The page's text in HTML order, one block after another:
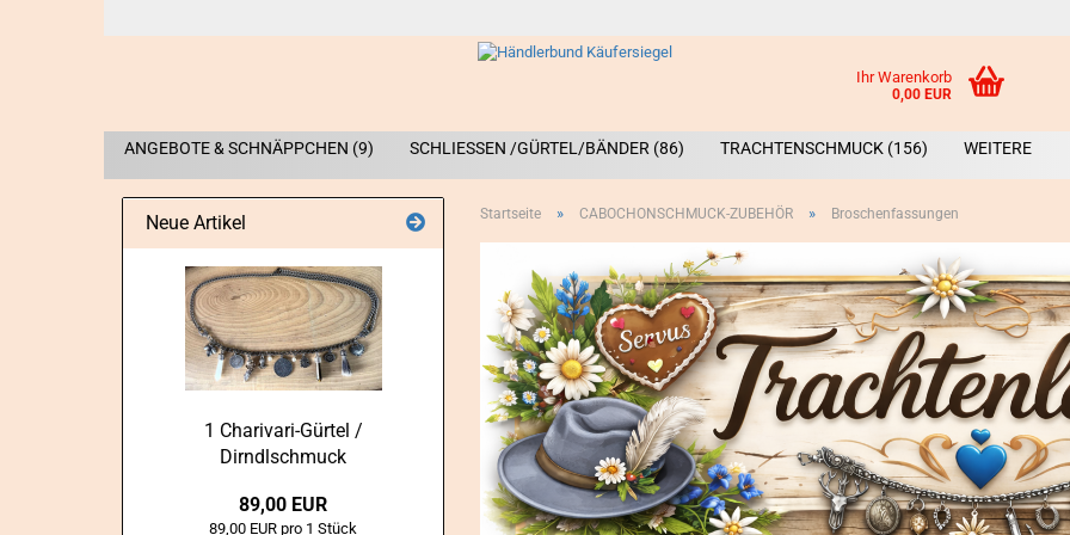
Ihr Warenkorb
0,00 EUR
ANGEBOTE & SCHNÄPPCHEN (9) SCHLIESSEN /GÜRTEL/BÄNDER (86) TRACHTENSCHMUCK (156)
Broschen
WEITERE
Startseite » CABOCHONSCHMUCK-ZUBEHÖR » Broschenfassungen
Neue Artikel
1 Charivari-​Gürtel /
Dirndlschmuck
89,00 EUR
89,00 EUR pro 1 Stück